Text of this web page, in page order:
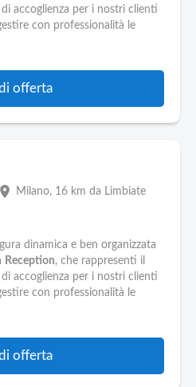
accoglienza per i nostri clienti
con professionalità le
offerta
place Milano, 16 km da Limbiate
dinamica e ben organizzata
Reception, che rappresenti il
accoglienza per i nostri clienti
con professionalità le
offerta